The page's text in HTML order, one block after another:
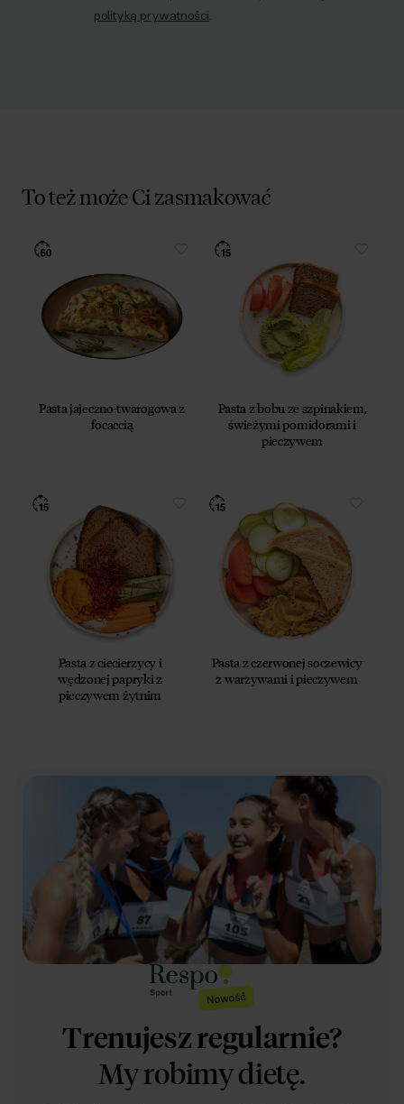
polityką prywatności.
To też może Ci zasmakować
Pasta jajeczno-twarogowa z
focaccią
Pasta z bobu ze szpinakiem,
świeżymi pomidorami i
pieczywem
Pasta z ciecierzycy i
wędzonej papryki z
pieczywem żytnim
Pasta z czerwonej soczewicy
z warzywami i pieczywem
Trenujesz regularnie?
My robimy dietę.